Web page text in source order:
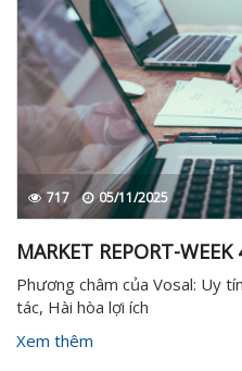
717 05/11/2025
MARKET REPORT-WEEK
Phương châm của Vosal: Uy
tác, Hài hòa lợi ích
Xem thêm